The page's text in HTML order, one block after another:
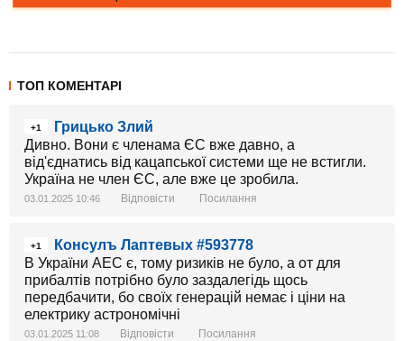
ТОП КОМЕНТАРІ
+1
Грицько Злий
Дивно. Вони є членама ЄС вже давно, а
від'єднатись від кацапської системи ще не встигли.
Україна не член ЄС, але вже це зробила.
03.01.2025 10:46 Відповісти Посилання
+1
Консулъ Лаптевых #593778
В України АЕС є, тому ризиків не було, а от для
прибалтів потрібно було заздалегідь щось
передбачити, бо своїх генерацій немає і ціни на
електрику астрономічні
03.01.2025 11:08 Відповісти Посилання